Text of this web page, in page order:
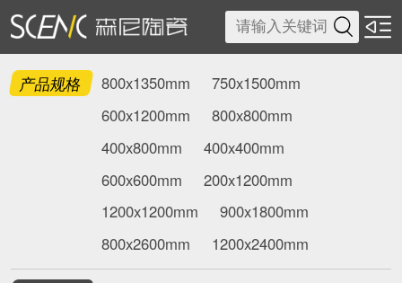

产品规格 800x1350mm
750x1500mm
600x1200mm
800x800mm
400x800mm
400x400mm
600x600mm
200x1200mm
1200x1200mm
900x1800mm
800x2600mm
1200x2400mm